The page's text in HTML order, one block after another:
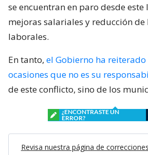
se encuentran en paro desde este
mejoras salariales y reducción de
laborales.
En tanto, el Gobierno ha reiterado
ocasiones que no es su
de este conflicto, sino de los
¿ENCONTRASTE UN
ERROR?
Revisa nuestra página de correcciones